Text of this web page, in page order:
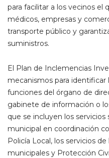
para facilitar a los vecinos el
médicos, empresas y
transporte público y
suministros.
El Plan de Inclemencias
mecanismos para identificar
funciones del órgano de
gabinete de información o
que se incluyen los servicios
municipal en coordinación
Policía Local, los servicios
municipales y Protección